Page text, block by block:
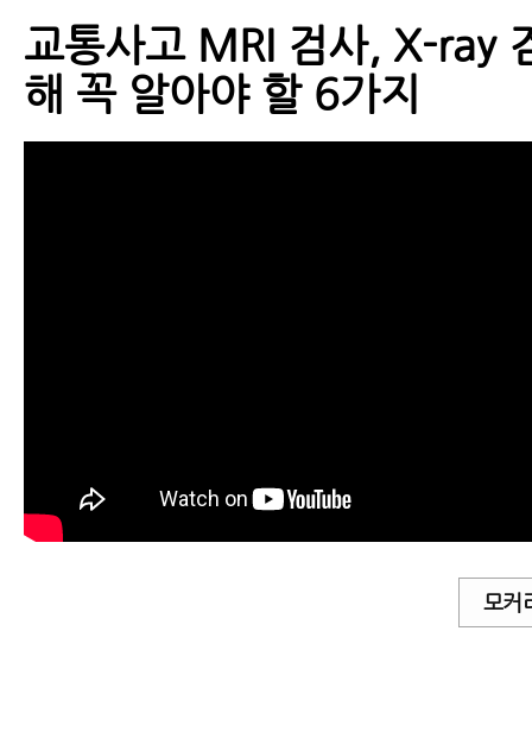
교통사고 MRI 검사, X-ray
해 꼭 알아야 할 6가지
모커